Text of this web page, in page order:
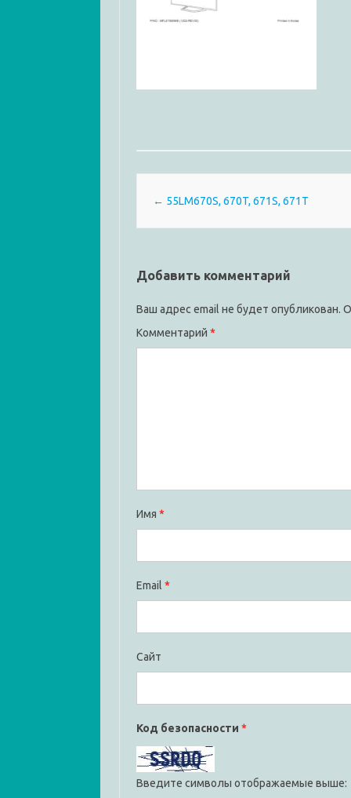
Post navigation
← 55LM670S, 670T, 671S, 671T
Добавить комментарий
Ваш адрес email не будет опубликован.
Комментарий *
Имя *
Email *
Сайт
Код безопасности *
Введите символы отображаемые выше: